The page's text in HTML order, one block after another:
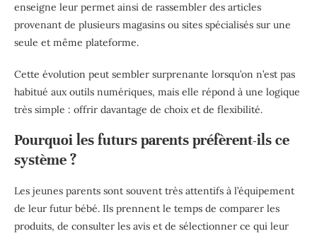
enseigne leur permet ainsi de rassembler des articles
provenant de plusieurs magasins ou sites spécialisés sur une
seule et même plateforme.
Cette évolution peut sembler surprenante lorsqu’on n’est pas
habitué aux outils numériques, mais elle répond à une logique
très simple : offrir davantage de choix et de flexibilité.
Pourquoi les futurs parents préfèrent-ils ce
système ?
Les jeunes parents sont souvent très attentifs à l’équipement
de leur futur bébé. Ils prennent le temps de comparer les
produits, de consulter les avis et de sélectionner ce qui leur